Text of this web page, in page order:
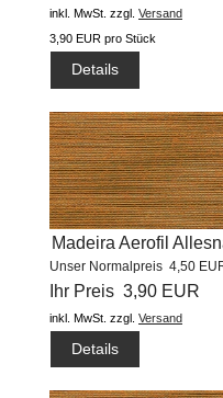
inkl. MwSt. zzgl. Versand
3,90 EUR pro Stück
Details
Madeira Aerofil
(400m) #9735
Unser Normalpreis 4,50
Ihr Preis 3,90 EUR
inkl. MwSt. zzgl. Versand
Details